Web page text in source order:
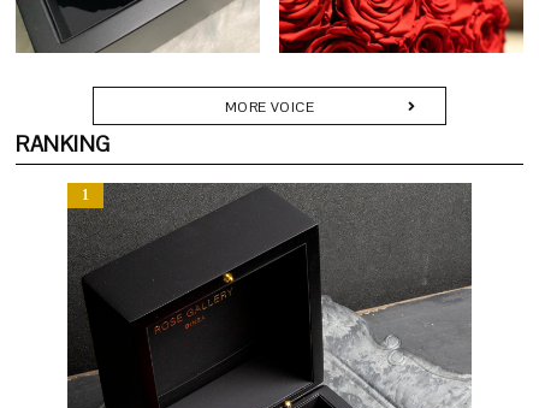
そよ風のように、やさしく咲く。
ふんわりと広がる花姿が、空間をやわらかく包み込む。
飾るだけで穏やかな時間をもたらす、優雅なアレンジです。
で細部にこだわり、受け取られた方に深い感動をお届けします。
A. 「節目」や「記憶に刻みたい瞬間」にふさわしい贈り物です。
・プロポーズや結婚記念日の贈り物に
・還暦・古希などのご長寿祝いに
・退職や栄転など人生の門出に
・美容室・クリニック・カフェなどの開店・周年記念に
・新築・移転祝いとして空間を彩るギフトに
「枯れない花で想いを残す」──その願いに応える特別な一品で
MORE VOICE
RANKING